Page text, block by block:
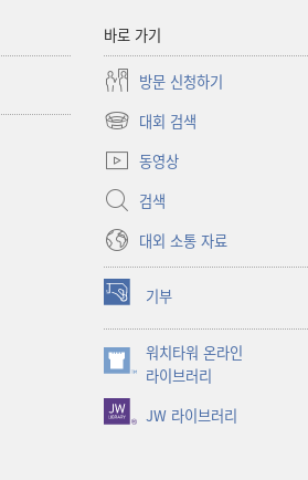
바로 가기
방문 신청하기
대회 검색
(새로운
창
동영상
검색
대외 소통 자료
기부
(새로운
창
열기)
워치타워 온라인
라이브러리
(새로운
창
열기) JW 라이브러리